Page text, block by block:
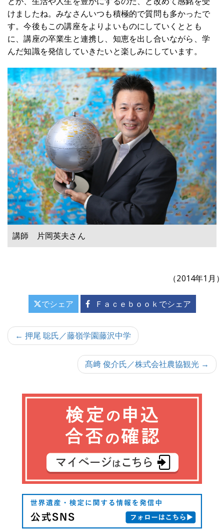
けましたね。みなさんいつも積極的で質問も多かったで
す。今後もこの講座をよりよいものにしていくととも
に、講座の卒業生と連携し、知恵を出し合いながら、学
んだ知識を発信していきたいと楽しみにしています。
講師 片岡英夫さん
（2014年1月）
でシェア Ｆａｃｅｂｏｏｋでシェア
投← 押尾 聡氏／藤嶺学園藤沢中学
髙﨑 俊介氏／株式会社農協観光 →